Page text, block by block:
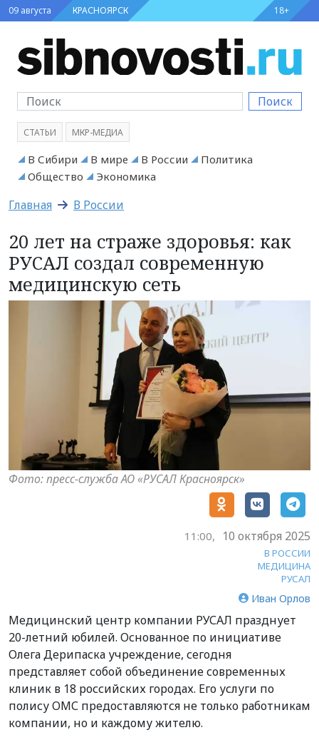
09 августа КРАСНОЯРСК 18+
Поиск
СТАТЬИ МКР-МЕДИА
В Сибири В мире В России
Политика
Общество
Экономика
Главная В России
20 лет на страже здоровья: как
РУСАЛ создал современную
медицинскую сеть
Фото: пресс-служба АО «РУСАЛ Красноярск»
11:00, 10 октября 2025
В РОССИИ
МЕДИЦИНА
РУСАЛ
Иван Орлов
Медицинский центр компании РУСАЛ празднует
20-летний юбилей. Основанное по инициативе
Олега Дерипаска учреждение, сегодня
представляет собой объединение современных
клиник в 18 российских городах. Его услуги по
полису ОМС предоставляются не только работникам
компании, но и каждому жителю.